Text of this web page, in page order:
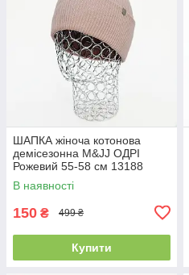
ШАПКА жіноча котонова
демісезонна M&JJ ОДРІ
Рожевий 55-58 см 13188
В наявності
150 ₴ 499 ₴
Купити